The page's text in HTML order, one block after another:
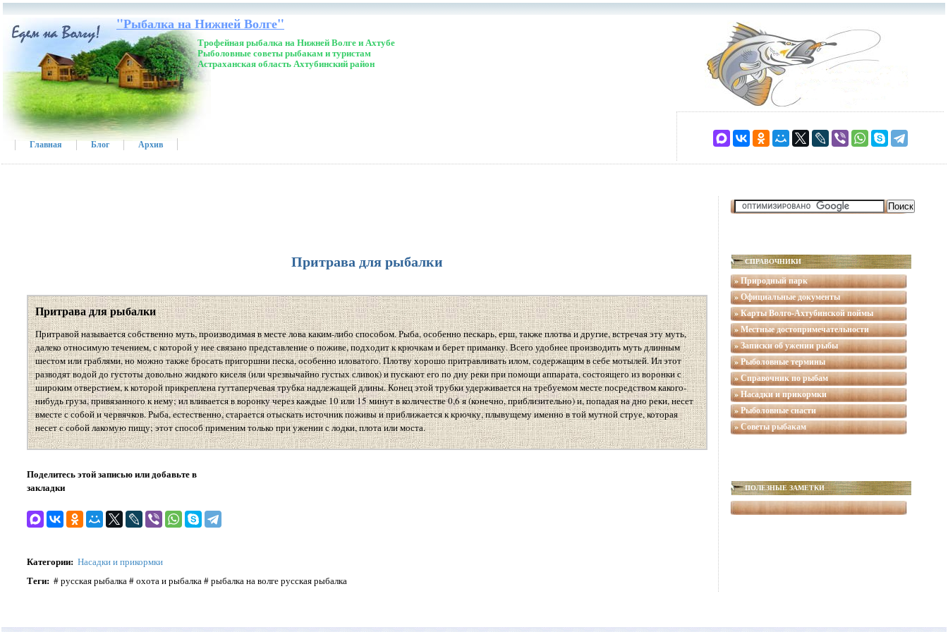
"Рыбалка на Нижней Волге"
Трофейная рыбалка на Нижней Волге и Ахтубе
Рыболовные советы рыбакам и туристам
Астраханская область Ахтубинский район
Главная Блог Архив
Притрава для рыбалки
Притрава для рыбалки
Притравой называется собственно муть, производимая в месте лова каким-либо способом. Рыба, особенно пескарь, ерш, также плотва и другие, встречая эту муть,
далеко относимую течением, с которой у нее связано представление о поживе, подходит к крючкам и берет приманку. Всего удобнее производить муть длинным
шестом или граблями, но можно также бросать пригоршни песка, особенно иловатого. Плотву хорошо притравливать илом, содержащим в себе мотылей. Ил этот
разводят водой до густоты довольно жидкого киселя (или чрезвычайно густых сливок) и пускают его по дну реки при помощи аппарата, состоящего из воронки с
широким отверстием, к которой прикреплена гуттаперчевая трубка надлежащей длины. Конец этой трубки удерживается на требуемом месте посредством какого-
нибудь груза, привязанного к нему; ил вливается в воронку через каждые 10 или 15 минут в количестве 0,6 я (конечно, приблизительно) и, попадая на дно реки, несет
вместе с собой и червячков. Рыба, естественно, старается отыскать источник поживы и приближается к крючку, плывущему именно в той мутной струе, которая
несет с собой лакомую пищу; этот способ применим только при ужении с лодки, плота или моста.
Поделитесь этой записью или добавьте в
закладки
Категории: Насадки и прикормки
Теги: # русская рыбалка # охота и рыбалка # рыбалка на волге русская рыбалка
СПРАВОЧНИКИ
» Природный парк
» Официальные документы
» Карты Волго-Ахтубинской поймы
» Местные достопримечательности
» Записки об ужении рыбы
» Рыболовные термины
» Справочник по рыбам
» Насадки и прикормки
» Рыболовные снасти
» Советы рыбакам
ПОЛЕЗНЫЕ ЗАМЕТКИ